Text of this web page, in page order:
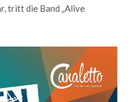
tritt die Band „Alive